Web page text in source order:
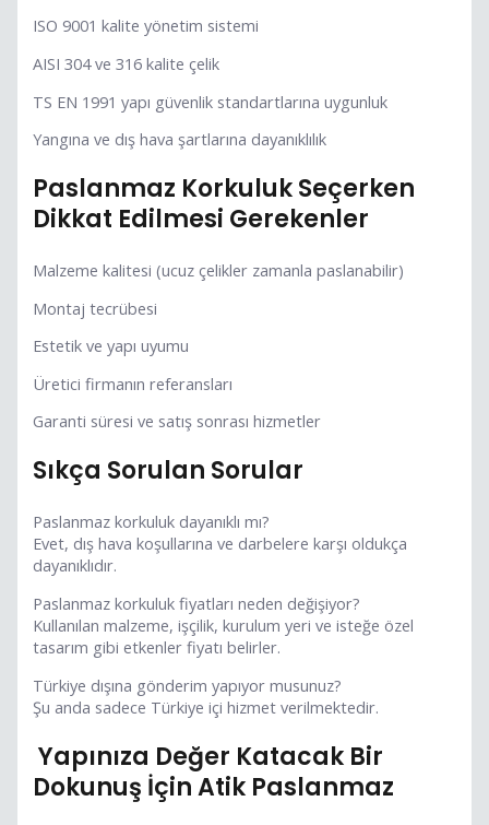
ISO 9001 kalite yönetim sistemi
AISI 304 ve 316 kalite çelik
TS EN 1991 yapı güvenlik standartlarına uygunluk
Yangına ve dış hava şartlarına dayanıklılık
Paslanmaz Korkuluk Seçerken
Dikkat Edilmesi Gerekenler
Malzeme kalitesi (ucuz çelikler zamanla paslanabilir)
Montaj tecrübesi
Estetik ve yapı uyumu
Üretici firmanın referansları
Garanti süresi ve satış sonrası hizmetler
Sıkça Sorulan Sorular
Paslanmaz korkuluk dayanıklı mı?
Evet, dış hava koşullarına ve darbelere karşı oldukça
dayanıklıdır.
Paslanmaz korkuluk fiyatları neden değişiyor?
Kullanılan malzeme, işçilik, kurulum yeri ve isteğe özel
tasarım gibi etkenler fiyatı belirler.
Türkiye dışına gönderim yapıyor musunuz?
Şu anda sadece Türkiye içi hizmet verilmektedir.
Yapınıza Değer Katacak Bir
Dokunuş İçin Atik Paslanmaz